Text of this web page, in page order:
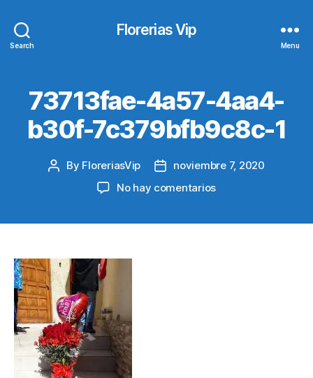
Search
Florerias Vip
Menu
73713fae-4a57-4aa4-
b30f-7c379bfb9c8c-1
Post
By FloreriasVip
Postnoviembre 7, 2020
No hay comentariosen